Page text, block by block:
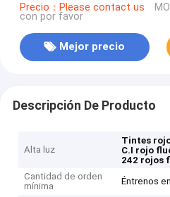
Precio：Please contact us
con por favor
Mejor precio
Descripción De Producto
Alta luz
Tintes
C.I rojo
242 rojos
Cantidad de orden
mínima
Éntrenos